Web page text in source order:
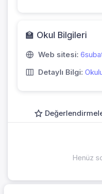
🏫 Okul Bilgileri
Web sitesi:
Detaylı Bilgi:
Henüz